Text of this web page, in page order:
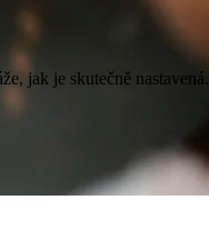
jak je skutečně nastavená.